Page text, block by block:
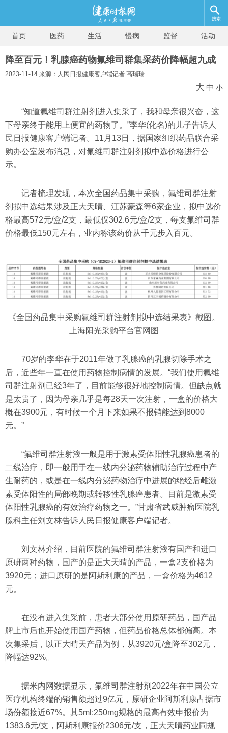
搜索
首页 医药 生活 慢病 监督 活动
降至百元！乳腺癌药物氟维司群集采药价降幅超九成
2023-11-14 来源：人民日报健康客户端记者 高瑞瑞
大 中 小
“知道氟维司群注射剂进入集采了，我和母亲很兴奋，这
下母亲终于能用上便宜的药物了。”李华(化名)的儿子告诉人
民日报健康客户端记者。11月13日，据国家组织药品联合采
购办公室发布消息，对氟维司群注射剂拟中选价格进行公
示。
记者梳理发现，本次全国药品集中采购，氟维司群注射
剂拟中选结果涉及正大天晴、江苏豪森等6家企业，拟中选价
格最高572元/盒/2支，最低仅302.6元/盒/2支，每支氟维司群
价格最低150元左右，业内称该药价从千元步入百元。
《全国药品集中采购氟维司群注射剂拟中选结果表》截图。
上海阳光采购平台官网图
70岁的李华在于2011年做了乳腺癌的乳腺切除手术之
后，近些年一直在使用药物控制病情的发展。“我们使用氟维
司群注射剂已经3年了，目前能够很好地控制病情。但缺点就
是太贵了，因为母亲几乎是每28天一次注射，一盒的价格大
概在3900元，有时候一个月下来如果不报销能达到8000
元。”
“氟维司群注射液一般是用于激素受体阳性乳腺癌患者的
二线治疗，即一般用于在一线内分泌药物辅助治疗过程中产
生耐药的，或是在一线内分泌药物治疗中进展的绝经后雌激
素受体阳性的局部晚期或转移性乳腺癌患者。目前是激素受
体阳性乳腺癌的有效治疗药物之一。”甘肃省武威肿瘤医院乳
腺科主任刘文林告诉人民日报健康客户端记者。
刘文林介绍，目前医院的氟维司群注射液有国产和进口
原研两种药物，国产的是正大天晴的产品，一盒2支价格为
3920元；进口原研的是阿斯利康的产品，一盒价格为4612
元。
在没有进入集采前，患者大部分使用原研药品，国产品
牌上市后也开始使用国产药物，但药品价格总体都偏高。本
次集采后，以正大晴天产品为例，从3920元/盒降至302元，
降幅达92%。
据米内网数据显示，氟维司群注射剂2022年在中国公立
医疗机构终端的销售额超过9亿元，原研企业阿斯利康占据市
场份额接近67%。其5ml:250mg规格的最高有效申报价为
1383.6元/支，阿斯利康报价2306元/支，正大天晴药业同规